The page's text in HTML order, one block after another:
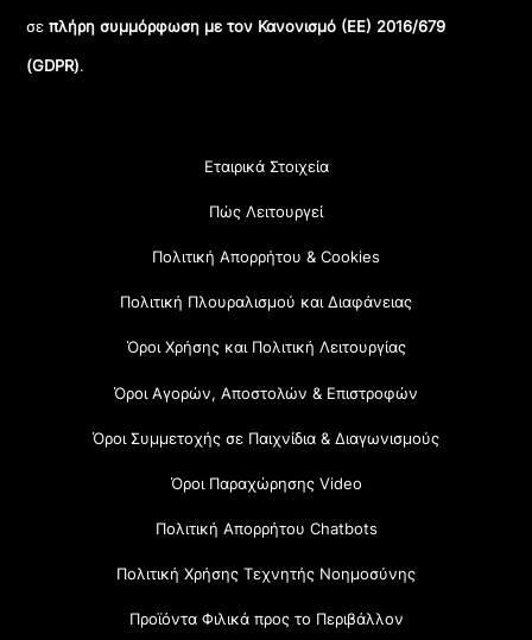
σεπλήρη συμμόρφωση με τον Κανονισμό (ΕΕ) 2016/679
(GDPR).
Εταιρικά Στοιχεία
Πώς Λειτουργεί
Πολιτική Απορρήτου & Cookies
Πολιτική Πλουραλισμού και Διαφάνειας
Όροι Χρήσης και Πολιτική Λειτουργίας
Όροι Αγορών, Αποστολών & Επιστροφών
Όροι Συμμετοχής σε Παιχνίδια & Διαγωνισμούς
Όροι Παραχώρησης Video
Πολιτική Απορρήτου Chatbots
Πολιτική Χρήσης Τεχνητής Νοημοσύνης
Προϊόντα Φιλικά προς το Περιβάλλον